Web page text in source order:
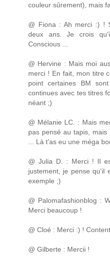
couleur sûrement), mais
@ Fiona : Ah merci :) !
deux ans. Je crois
Conscious ...
@ Hervine : Mais moi
merci ! En fait, mon titre
point certaines BM
continues avec tes titres
néant ;)
@ Mélanie LC. : Mais
pas pensé au tapis,
... Là t'as eu une méga
@ Julia D. : Merci ! Il
justement, je pense qu'il
exemple ;)
@ Palomafashionblog :
Merci beaucoup !
@ Cloé : Merci :) !
@ Gilberte : Mercii !